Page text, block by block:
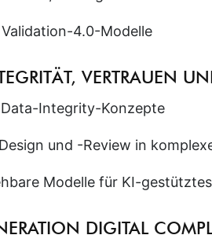
4.0-Modelle
VERTRAUEN
Data-Integrity-Konzepte
und -Review in
Modelle für KI-
DIGITAL